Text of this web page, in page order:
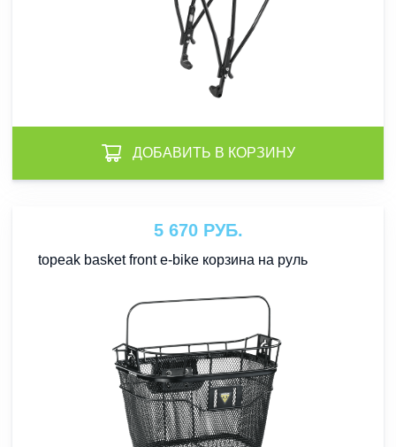
ДОБАВИТЬ В КОРЗИНУ
5 670 РУБ.
topeak basket front e-bike корзина на руль